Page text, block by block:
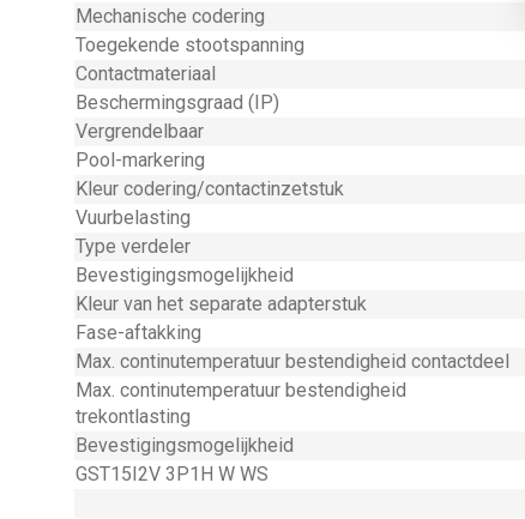
Mechanische codering
Toegekende stootspanning
Contactmateriaal
Beschermingsgraad (IP)
Vergrendelbaar
Pool-markering
Kleur codering/contactinzetstuk
Vuurbelasting
Type verdeler
Bevestigingsmogelijkheid
Kleur van het separate adapterstuk
Fase-aftakking
Max. continutemperatuur bestendigheid contactdeel
Max. continutemperatuur bestendigheid
trekontlasting
Bevestigingsmogelijkheid
GST15I2V 3P1H W WS